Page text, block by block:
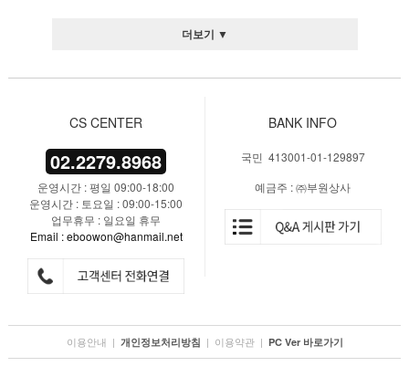
더보기 ▼
CS CENTER
02.2279.8968
운영시간 : 평일 09:00-18:00
운영시간 : 토요일 : 09:00-15:00
업무휴무 : 일요일 휴무
Email : eboowon@hanmail.net
BANK INFO
국민 413001-01-129897
예금주 : ㈜부원상사
이용안내 | 개인정보처리방침 | 이용약관 | PC Ver 바로가기